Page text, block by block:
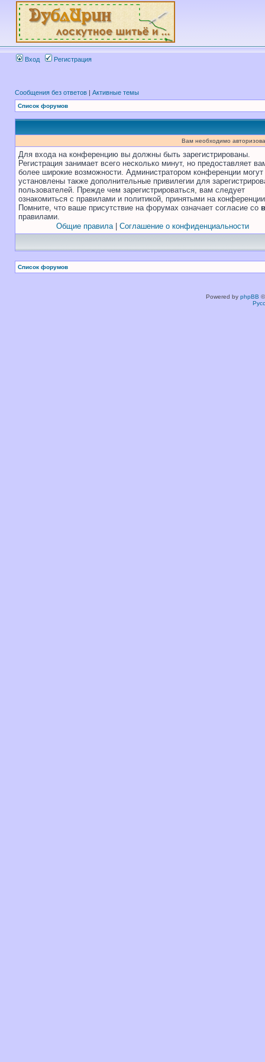
Вход Регистрация
Сообщения без ответов | Активные темы
Список форумов
Вам необходимо
Для входа на конференцию вы должны быть зарегистрированы.
Регистрация занимает всего несколько минут, но предоставляет
более широкие возможности. Администратором конференции
установлены также дополнительные привилегии для
пользователей. Прежде чем зарегистрироваться, вам следует
ознакомиться с правилами и политикой, принятыми на
Помните, что ваше присутствие на форумах означает согласие со
правилами.
Общие правила| Соглашение о конфиденциальности
Список форумов
Powered by phpBB